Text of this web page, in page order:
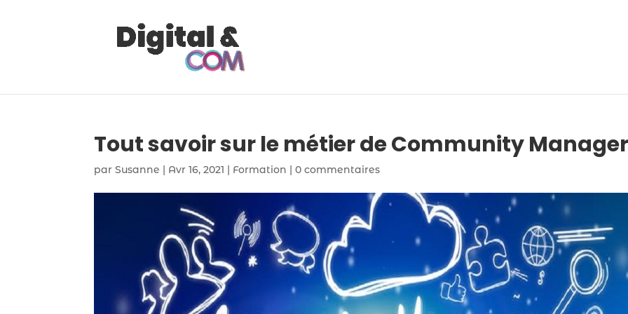
Tout savoir sur le métier de Community
parSusanne | Avr 16, 2021 | Formation |0 commentaires